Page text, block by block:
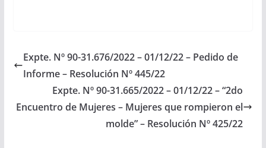
90-28.076/19, a la
Comisión de Educación
y Cultura). Resolución
Nº 234/19 Aprobado…
Expte. Nº 90-31.676/2022 – 01/12/22 – Pedido de
Informe – Resolución Nº 445/22
Expte. Nº 90-31.665/2022 – 01/12/22 – “2do
Encuentro de Mujeres – Mujeres que rompieron el
molde” – Resolución Nº 425/22